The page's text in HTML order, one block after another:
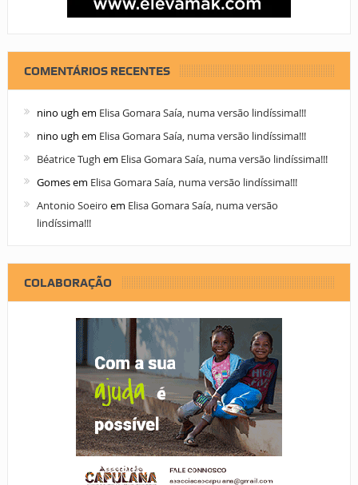
COMENTÁRIOS RECENTES
nino ugh em Elisa Gomara Saía, numa versão lindíssima!!!
nino ugh em Elisa Gomara Saía, numa versão lindíssima!!!
Béatrice Tugh em Elisa Gomara Saía, numa versão lindíssima!!!
Gomesem Elisa Gomara Saía, numa versão lindíssima!!!
Antonio Soeiro em Elisa Gomara Saía, numa versão
lindíssima!!!
COLABORAÇÃO